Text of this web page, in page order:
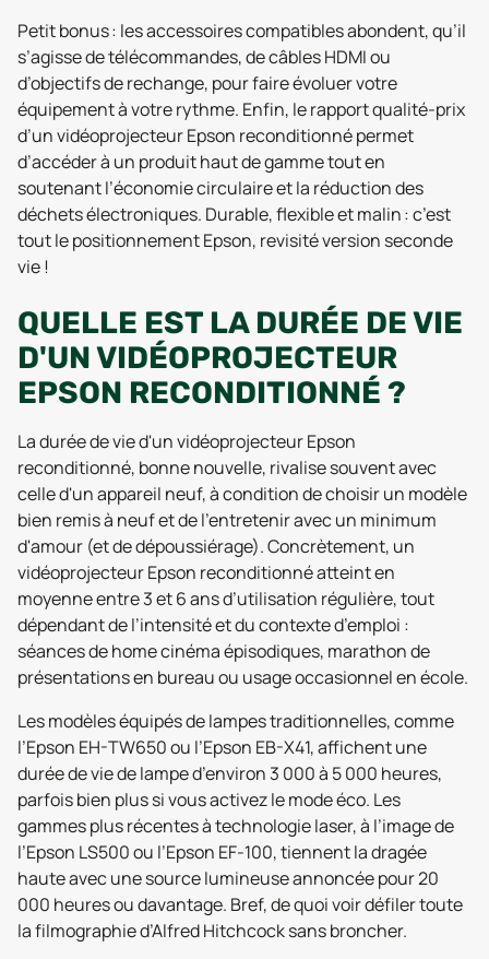
Petit bonus : les accessoires compatibles abondent, qu’il
s’agisse de télécommandes, de câbles HDMI ou
d’objectifs de rechange, pour faire évoluer votre
équipement à votre rythme. Enfin, le rapport qualité-prix
d’un vidéoprojecteur Epson reconditionné permet
d’accéder à un produit haut de gamme tout en
soutenant l’économie circulaire et la réduction des
déchets électroniques. Durable, flexible et malin : c’est
tout le positionnement Epson, revisité version seconde
vie !
QUELLE EST LA DURÉE DE VIE
D'UN VIDÉOPROJECTEUR
EPSON RECONDITIONNÉ ?
La durée de vie d'un vidéoprojecteur Epson
reconditionné, bonne nouvelle, rivalise souvent avec
celle d'un appareil neuf, à condition de choisir un modèle
bien remis à neuf et de l'entretenir avec un minimum
d'amour (et de dépoussiérage). Concrètement, un
vidéoprojecteur Epson reconditionné atteint en
moyenne entre 3 et 6 ans d’utilisation régulière, tout
dépendant de l’intensité et du contexte d’emploi :
séances de home cinéma épisodiques, marathon de
présentations en bureau ou usage occasionnel en école.
Les modèles équipés de lampes traditionnelles, comme
l’Epson EH-TW650 ou l’Epson EB-X41, affichent une
durée de vie de lampe d’environ 3 000 à 5 000 heures,
parfois bien plus si vous activez le mode éco. Les
gammes plus récentes à technologie laser, à l’image de
l’Epson LS500 ou l’Epson EF-100, tiennent la dragée
haute avec une source lumineuse annoncée pour 20
000 heures ou davantage. Bref, de quoi voir défiler toute
la filmographie d’Alfred Hitchcock sans broncher.